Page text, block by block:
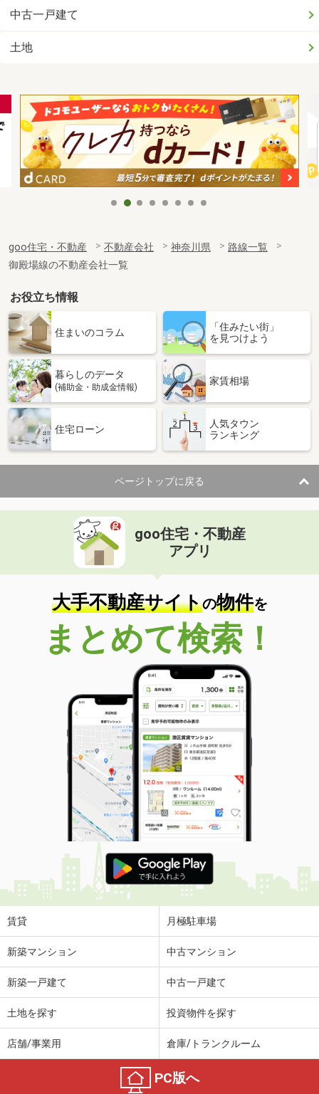
中古一戸建て
土地
goo住宅・不動産 不動産会社 神奈川県
路線一覧
御殿場線の不動産会社一覧
お役立ち情報
住まいのコラム
「住みたい街」
を見つけよう
暮らしのデータ
(補助金・助成金情報)
家賃相場
住宅ローン
人気タウン
ランキング
ページトップに戻る
goo住宅・不動産
アプリ
大手不動産サイトの物件を
まとめて検索！
賃貸 月極駐車場
新築マンション 中古マンション
新築一戸建て 中古一戸建て
土地を探す 投資物件を探す
店舗/事業用 倉庫/トランクルーム
PC版へ